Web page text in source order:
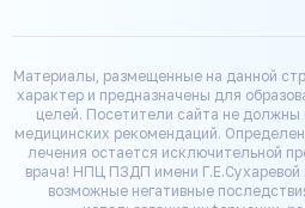
Материалы, размещенные на данной
характер и предназначены для
целей. Посетители сайта не должны
медицинских рекомендаций.
лечения остается исключительной
врача! НПЦ ПЗДП имени Г.Е.Сухаревой
возможные негативные